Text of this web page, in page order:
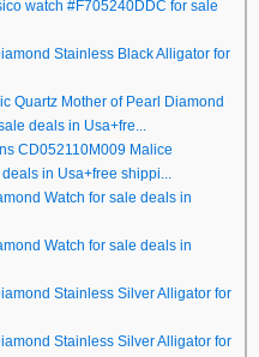
watch #F705240DDC for sale
Stainless Black Alligator for
Quartz Mother of Pearl Diamond
deals in Usa+fre...
CD052110M009 Malice
in Usa+free shippi...
Watch for sale deals in
Watch for sale deals in
Stainless Silver Alligator for
Stainless Silver Alligator for